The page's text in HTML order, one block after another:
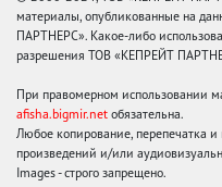
материалы, опубликованные на
ПАРТНЕРС». Какое-либо
разрешения ТОВ «КЕПРЕЙТ
При правомерном использовании
afisha.bigmir.net обязательна.
Любое копирование, перепечатка
произведений и/или
Images - строго запрещено.